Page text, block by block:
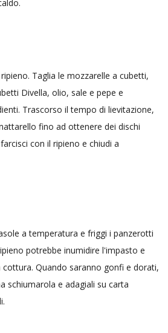
Taglia le mozzarelle a cubetti,
Divella, olio, sale e pepe e
Trascorso il tempo di lievitazione,
fino ad ottenere dei dischi
con il ripieno e chiudi a
a temperatura e friggi i panzerotti
potrebbe inumidire l'impasto e
Quando saranno gonfi e dorati,
schiumarola e adagiali su carta